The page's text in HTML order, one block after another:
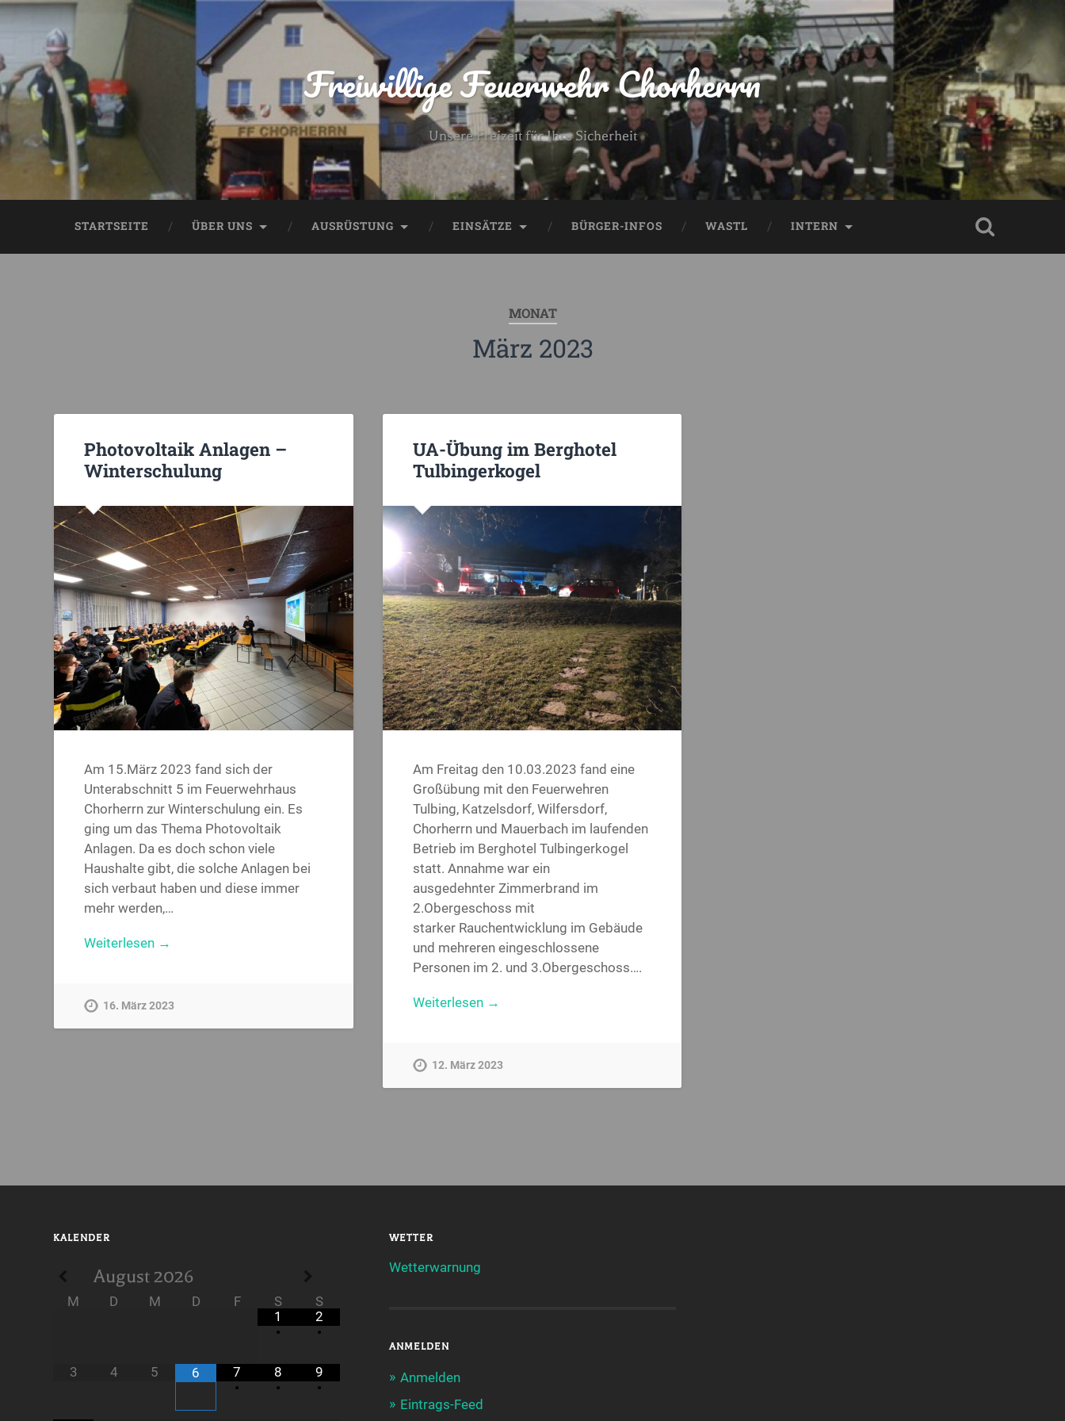
Freiwillige Feuerwehr Chorherrn
Unsere Freizeit für Ihre Sicherheit
STARTSEITE ÜBER UNS AUSRÜSTUNG EINSÄTZE BÜRGER-INFOS WASTL INTERN
MONAT
März 2023
Photovoltaik Anlagen –
Winterschulung
Am 15.März 2023 fand sich der
Unterabschnitt 5 im Feuerwehrhaus
Chorherrn zur Winterschulung ein. Es
ging um das Thema Photovoltaik
Anlagen. Da es doch schon viele
Haushalte gibt, die solche Anlagen bei
sich verbaut haben und diese immer
mehr werden,…
Weiterlesen →
16. März 2023
UA-Übung im Berghotel
Tulbingerkogel
Am Freitag den 10.03.2023 fand eine
Großübung mit den Feuerwehren
Tulbing, Katzelsdorf, Wilfersdorf,
Chorherrn und Mauerbach im laufenden
Betrieb im Berghotel Tulbingerkogel
statt. Annahme war ein
ausgedehnter Zimmerbrand im
2.Obergeschoss mit
starker Rauchentwicklung im Gebäude
und mehreren eingeschlossene
Personen im 2. und 3.Obergeschoss….
Weiterlesen →
12. März 2023
KALENDER
August 2026
M D M D F S
S
1
•
2
•
3 4 5 6
7
•
8
•
9
•
WETTER
Wetterwarnung
ANMELDEN
Anmelden
Eintrags-Feed